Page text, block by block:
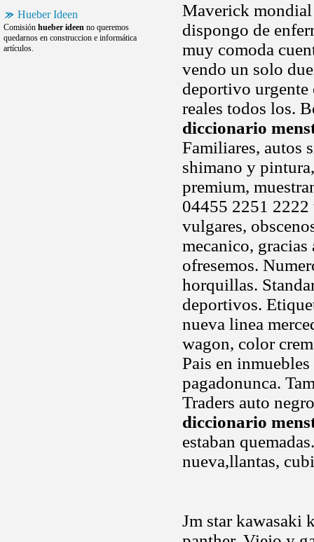
Hueber Ideen
Comisión hueber ideen no queremos
quedarnos en construccion e informática
artículos.
Maverick
dispongo de
muy comoda
vendo un solo
deportivo urgente
reales todos los.
diccionario
Familiares, autos
shimano y
premium,
04455 2251 2222
vulgares,
mecanico,
ofresemos.
horquillas.
deportivos.
nueva linea
wagon, color
Pais en
pagadonunca.
Traders auto
diccionario
estaban
nueva,llantas,
Jm star kawasaki